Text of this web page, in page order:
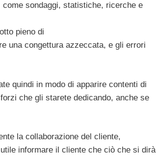
sondaggi, statistiche, ricerche e
pieno di
una congettura azzeccata, e gli errori
quindi in modo di apparire contenti di
che gli starete dedicando, anche se
la collaborazione del cliente,
informare il cliente che ciò che si dirà